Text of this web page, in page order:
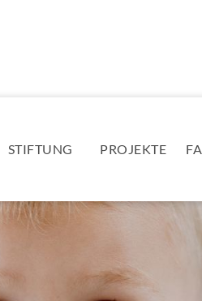
STIFTUNG PROJEKTE